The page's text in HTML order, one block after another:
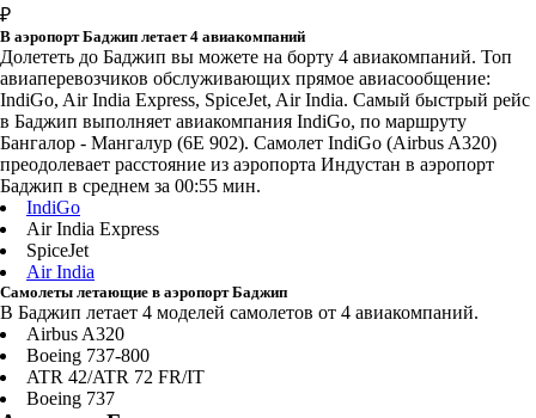
₽
В аэропорт Баджип летает 4 авиакомпаний
Долететь до Баджип вы можете на борту 4 авиакомпаний. Топ
авиаперевозчиков обслуживающих прямое авиасообщение:
IndiGo, Air India Express, SpiceJet, Air India. Самый быстрый рейс
в Баджип выполняет авиакомпания IndiGo, по маршруту
Бангалор - Мангалур (6E 902). Самолет IndiGo (Airbus A320)
преодолевает расстояние из аэропорта Индустан в аэропорт
Баджип в среднем за 00:55 мин.
IndiGo
Air India Express
SpiceJet
Air India
Самолеты летающие в аэропорт Баджип
В Баджип летает 4 моделей самолетов от 4 авиакомпаний.
Airbus A320
Boeing 737-800
ATR 42/ATR 72 FR/IT
Boeing 737